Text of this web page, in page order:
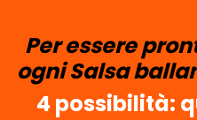
Per essere
ogni Salsa
4 possibilità: